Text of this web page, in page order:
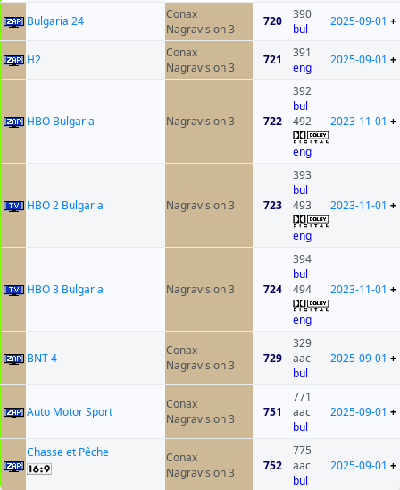
Bulgaria 24
Conax
Nagravision 3
720
390
bul
2025-09-01 +
H2
Conax
Nagravision 3
721
391
eng
2025-09-01 +
HBO Bulgaria Nagravision 3 722
392
bul
492
eng
2023-11-01 +
HBO 2 Bulgaria Nagravision 3 723
393
bul
493
eng
2023-11-01 +
HBO 3 Bulgaria Nagravision 3 724
394
bul
494
eng
2023-11-01 +
BNT 4
Conax
Nagravision 3
729
329
aac
bul
2025-09-01 +
Auto Motor Sport
Conax
Nagravision 3
751
771
aac
bul
2025-09-01 +
Chasse et Pêche
Conax
Nagravision 3
752
775
aac
bul
2025-09-01 +